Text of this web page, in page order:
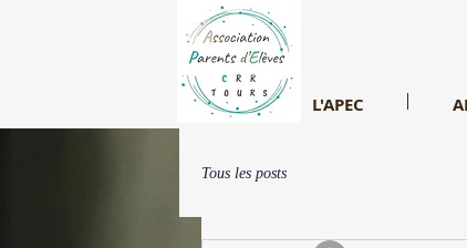
L'APEC
Tous les posts